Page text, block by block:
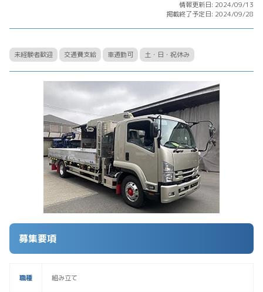
情報更新日: 2024/09/13
掲載終了予定日: 2024/09/28
未経験者歓迎 交通費支給 車通勤可 土・日・祝休み
募集要項
職種 組み立て